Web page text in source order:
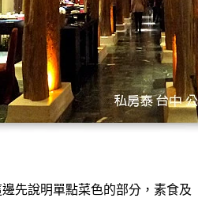
先說明單點菜色的部分，素食及